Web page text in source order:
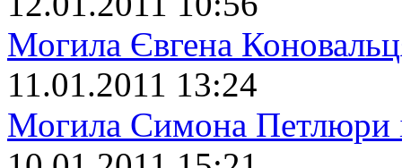
Могила Євгена
11.01.2011 13:24
Могила Симона Петлюри